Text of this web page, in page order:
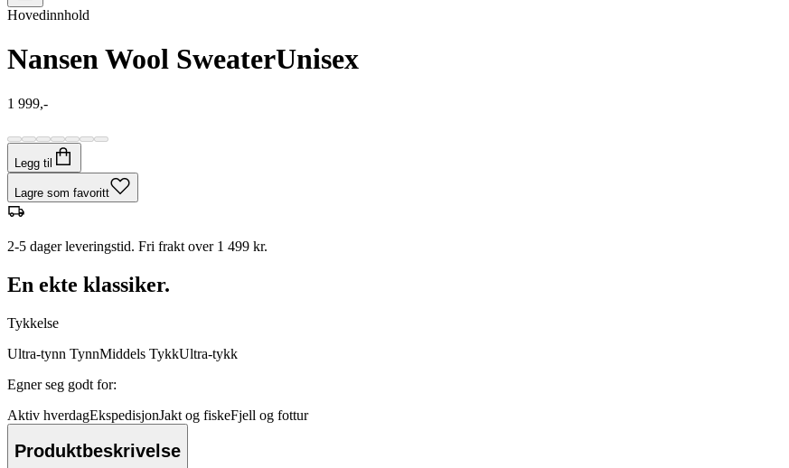
Hovedinnhold
Nansen Wool SweaterUnisex
1 999,-
Legg til
Lagre som favoritt
2-5 dager leveringstid. Fri frakt over 1 499 kr.
En ekte klassiker.
Tykkelse
Ultra-tynn TynnMiddels TykkUltra-tykk
Egner seg godt for:
Aktiv hverdagEkspedisjonJakt og fiskeFjell og fottur
Produktbeskrivelse